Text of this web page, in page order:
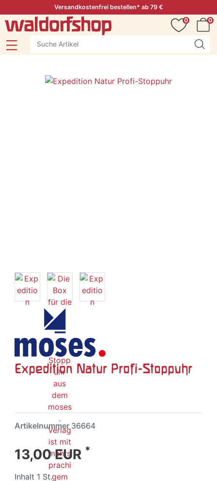
Versandkostenfrei bestellen* ab 79 €
0
0
Expedition Natur Profi-Stoppuhr
Artikelnummer 36664
13,00 EUR *
Inhalt 1 St.